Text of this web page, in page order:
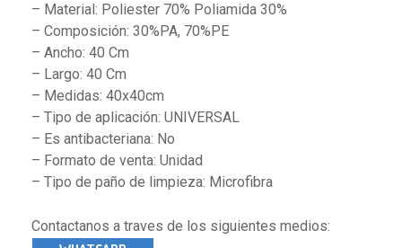
– Material: Poliester 70% Poliamida 30%
– Composición: 30%PA, 70%PE
– Ancho: 40 Cm
– Largo: 40 Cm
– Medidas: 40x40cm
– Tipo de aplicación: UNIVERSAL
– Es antibacteriana: No
– Formato de venta: Unidad
– Tipo de paño de limpieza: Microfibra
Contactanos a traves de los siguientes medios: